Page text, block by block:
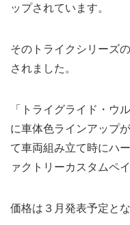
ップされています。
そのトライクシリーズ
されました。
「トライグライド・ウ
に車体色ラインアップ
て車両組み立て時にハ
ァクトリーカスタムペ
価格は３月発表予定とな